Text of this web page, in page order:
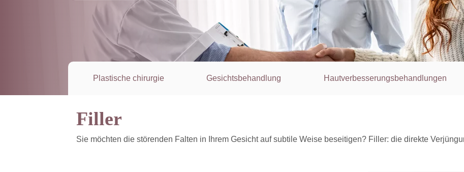
Plastische chirurgie Gesichtsbehandlung Hautverbesserungsbehandlungen
Filler
Sie möchten die störenden Falten in Ihrem Gesicht auf subtile Weise beseitigen? Filler: die direkte